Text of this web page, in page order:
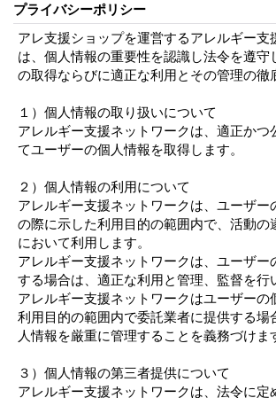
プライバシーポリシー
アレ支援ショップを運営するアレルギー支
は、個人情報の重要性を認識し法令を遵守
の取得ならびに適正な利用とその管理の徹
１）個人情報の取り扱いについて
アレルギー支援ネットワークは、適正かつ
てユーザーの個人情報を取得します。
２）個人情報の利用について
アレルギー支援ネットワークは、ユーザー
の際に示した利用目的の範囲内で、活動の
において利用します。
アレルギー支援ネットワークは、ユーザー
する場合は、適正な利用と管理、監督を行
アレルギー支援ネットワークはユーザーの
利用目的の範囲内で委託業者に提供する場
人情報を厳重に管理することを義務づけま
３）個人情報の第三者提供について
アレルギー支援ネットワークは、法令に定